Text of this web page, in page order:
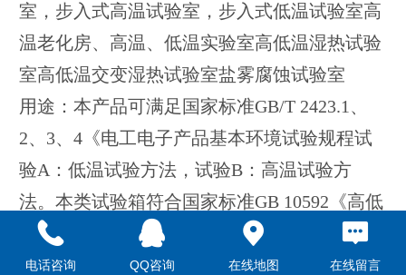
室，步入式高温试验室，步入式低温试验室高
温老化房、高温、低温实验室高低温湿热试验
室高低温交变湿热试验室盐雾腐蚀试验室
用途：本产品可满足国家标准GB/T 2423.1、
2、3、4《电工电子产品基本环境试验规程试
验A：低温试验方法，试验B：高温试验方
法。本类试验箱符合国家标准GB 10592《高低
温试验箱技术条件》
设备型号
HGDS- HGDS HGDS- HGDS-
电话咨询 QQ咨询 在线地图 在线留言